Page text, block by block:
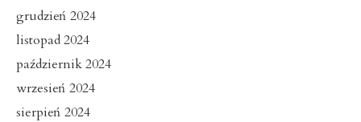
grudzień 2024
listopad 2024
październik 2024
wrzesień 2024
sierpień 2024